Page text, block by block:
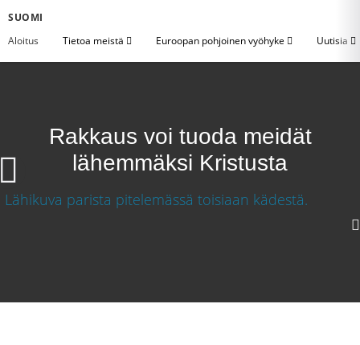
SUOMI
Aloitus
Tietoa meistä Euroopan pohjoinen vyöhyke Uutisia
Rakkaus voi tuoda meidät
lähemmäksi Kristusta